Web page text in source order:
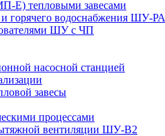
Е) тепловыми завесами
горячего водоснабжения ШУ-РА
ШУ с ЧП
насосной станцией
завесы
процессами
вентиляции ШУ-В2